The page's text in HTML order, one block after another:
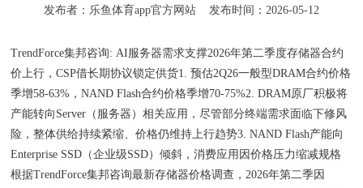
发布者：乐鱼体育app官方网站 发布时间：2026-05-12
TrendForce集邦咨询: AI服务器需求支撑2026年第二季度存储器合约
价上行，CSP借长期协议锁定供货1. 预估2Q26一般型DRAM合约价格
季增58-63%，NAND Flash合约价格季增70-75%2. DRAM原厂积极将
产能转向Server（服务器）相关应用，尽管部分终端需求面临下修风
险，整体供给持续紧缩、价格仍维持上行趋势3. NAND Flash产能向
Enterprise SSD（企业级SSD）倾斜，消费应用因价格压力缩减规格
根据TrendForce集邦咨询最新存储器价格调查，2026年第二季因